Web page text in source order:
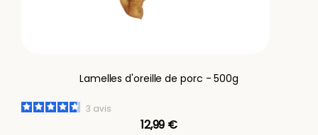
Lamelles d'oreille de porc - 500g
3 avis
12,99 €